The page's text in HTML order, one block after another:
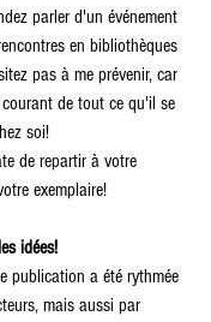
parler d'un événement
en bibliothèques
pas à me prévenir, car
de tout ce qu'il se
soi!
de repartir à votre
exemplaire!
idées!
publication a été rythmée
mais aussi par